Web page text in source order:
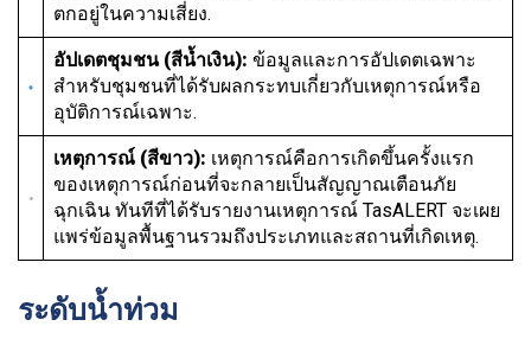
ตกอยู่ในความเสี่ยง.
อัปเดตชุมชน (สีน้ำเงิน): ข้อมูลและการอัปเดตเฉพาะ
สำหรับชุมชนที่ได้รับผลกระทบเกี่ยวกับเหตุการณ์หรือ
อุบัติการณ์เฉพาะ.
เหตุการณ์ (สีขาว): เหตุการณ์คือการเกิดขึ้นครั้งแรก
ของเหตุการณ์ก่อนที่จะกลายเป็นสัญญาณเตือนภัย
ฉุกเฉิน ทันทีที่ได้รับรายงานเหตุการณ์ TasALERT จะเผย
แพร่ข้อมูลพื้นฐานรวมถึงประเภทและสถานที่เกิดเหตุ.
ระดับน้ำท่วม